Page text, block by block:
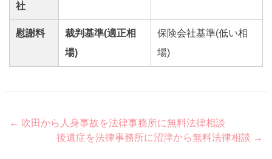
社
慰謝料
裁判基準(適正相
場)
保険会社基準(低い相
場)
Post
navigation
← 吹田から人身事故を法律事務所に無料法律相談
後遺症を法律事務所に沼津から無料法律相談 →